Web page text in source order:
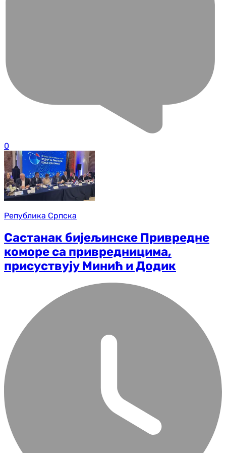
0
Република Српска
Састанак бијељинске Привредне
коморе са привредницима,
присуствују Минић и Додик